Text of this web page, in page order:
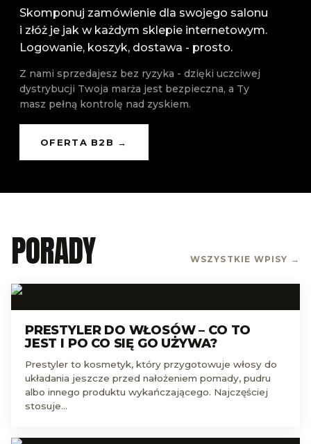
Skomponuj zamówienie dla swojego salonu
i złóż je jak w każdym sklepie internetowym.
Logowanie, koszyk, dostawa - prosto.
Z nami sprzedajesz bez ryzyka - dzięki uczciwej
dystrybucji Twoja marża jest bezpieczna, a Ty
masz pełną kontrolę nad zyskiem.
OFERTA B2B →
PORADY WSZYSTKIE WPISY →
PRESTYLER DO WŁOSÓW – CO TO
JEST I PO CO SIĘ GO UŻYWA?
Prestyler to kosmetyk, który przygotowuje włosy do
układania jeszcze przed nałożeniem pomady, pudru
albo innego produktu wykańczającego. Najczęściej
stosuje…